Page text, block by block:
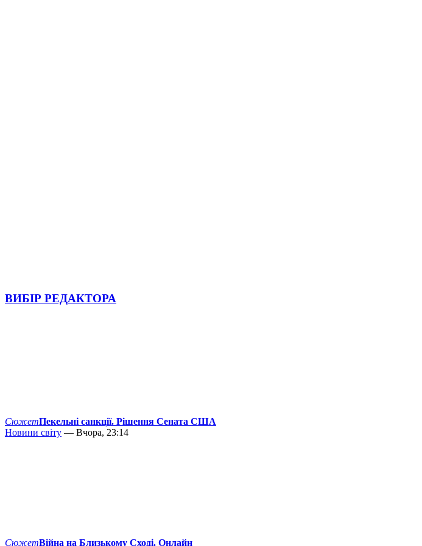
ВИБІР РЕДАКТОРА
СюжетПекельні санкції. Рішення Сената США
Новини світу — Вчора, 23:14
СюжетВійна на Близькому Сході. Онлайн